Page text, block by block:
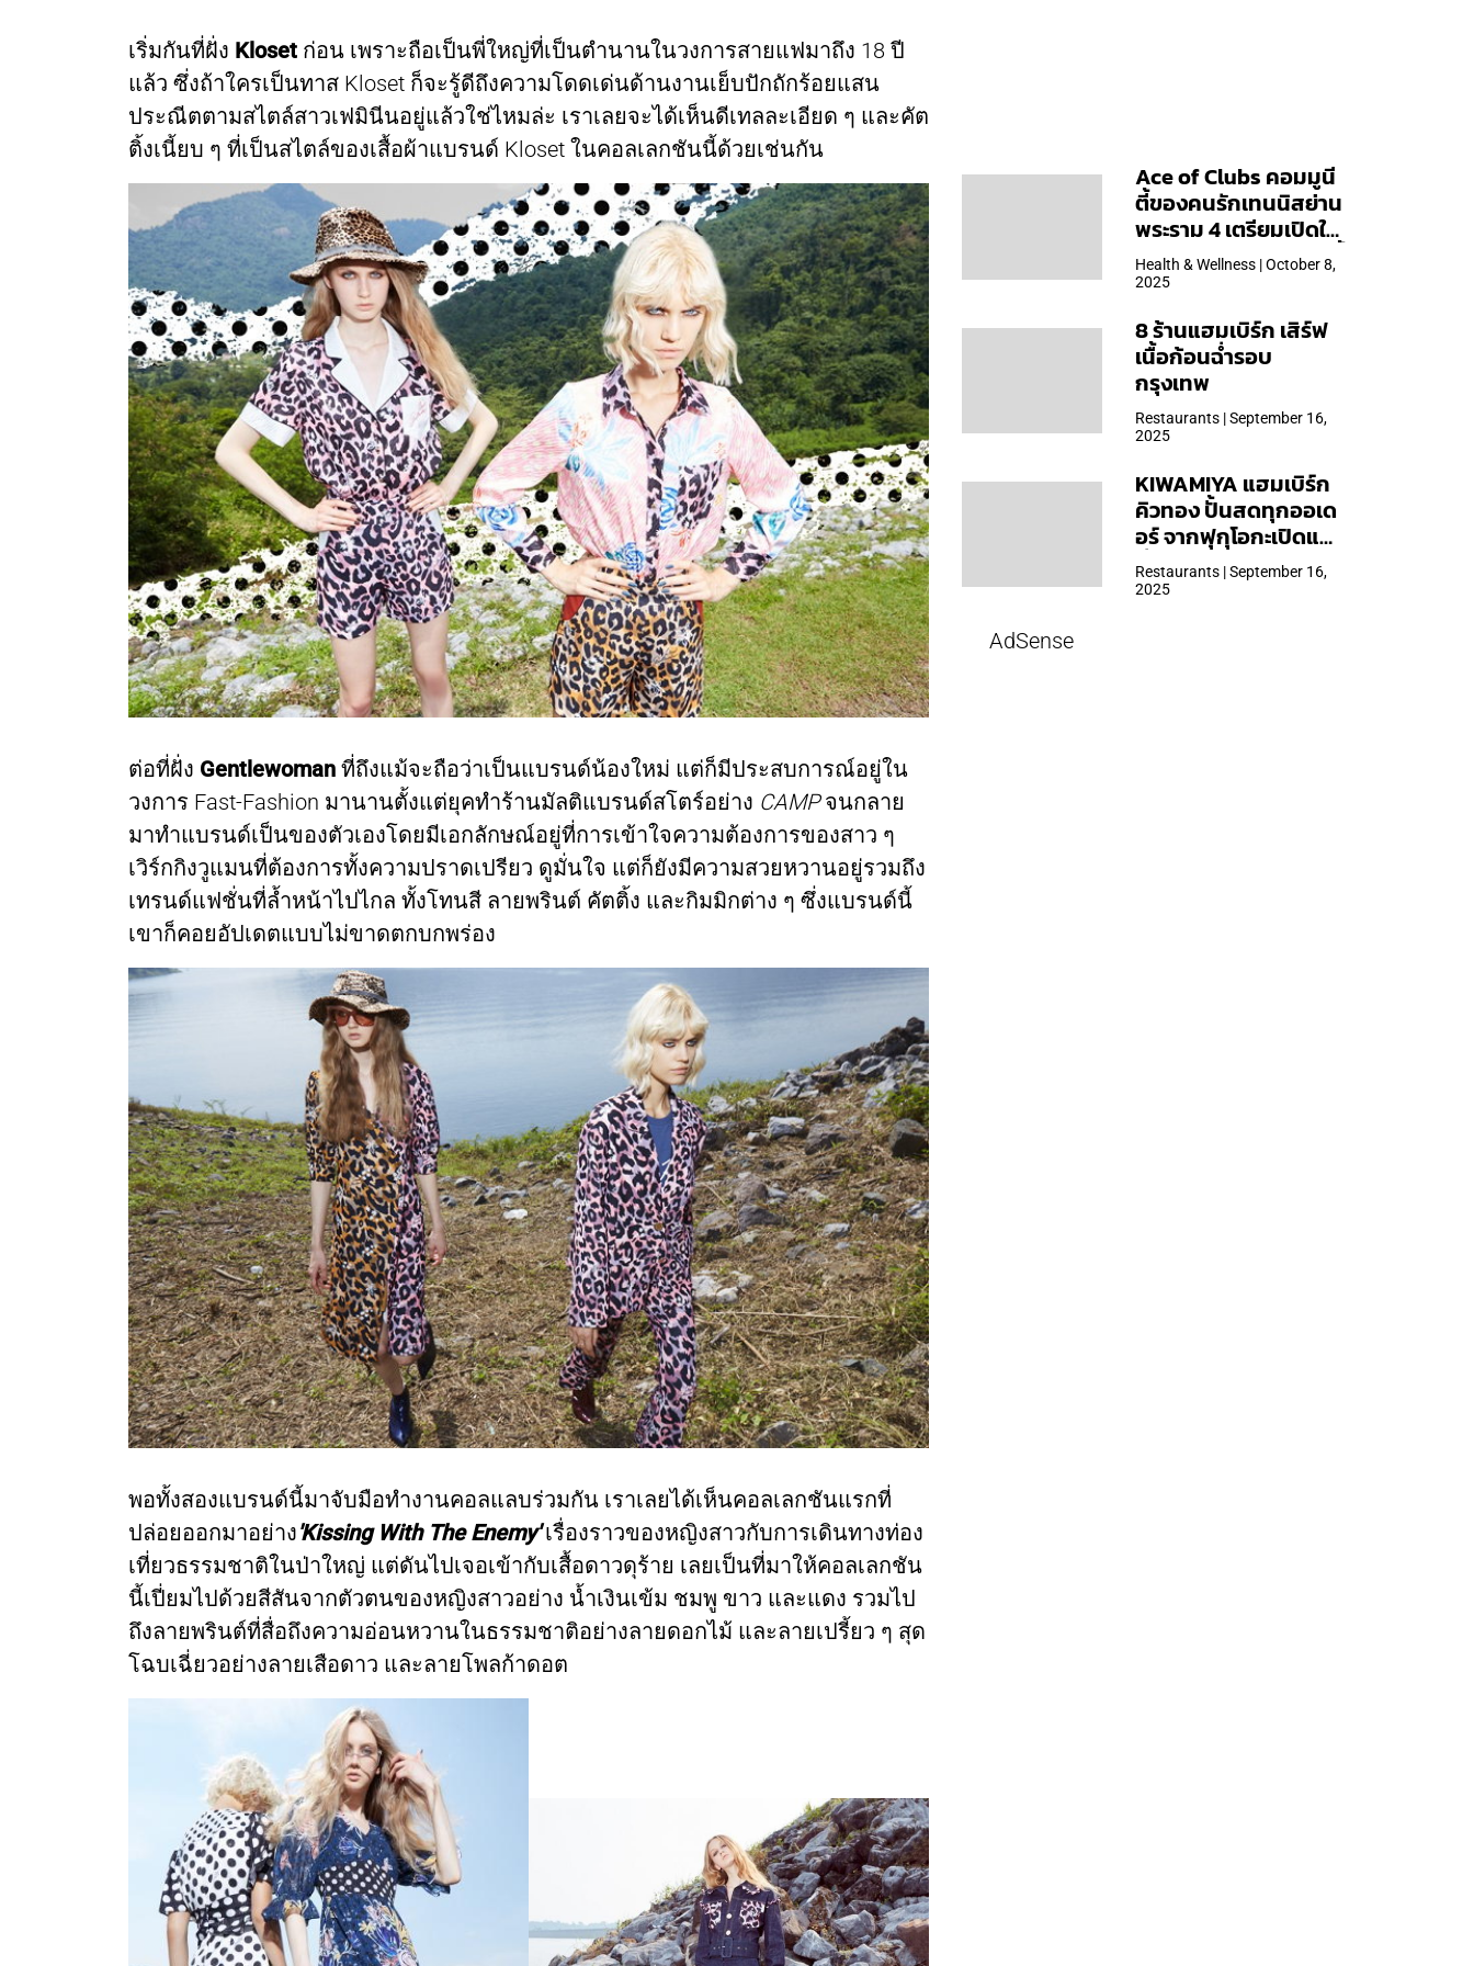
เริ่มกันที่ฝั่ง Kloset ก่อน เพราะถือเป็นพี่ใหญ่ที่เป็นตำนานในวงการสายแฟมาถึง 18 ปี
แล้ว ซึ่งถ้าใครเป็นทาส Kloset ก็จะรู้ดีถึงความโดดเด่นด้านงานเย็บปักถักร้อยแสน
ประณีตตามสไตล์สาวเฟมินีนอยู่แล้วใช่ไหมล่ะ เราเลยจะได้เห็นดีเทลละเอียด ๆ และคัต
ติ้งเนี้ยบ ๆ ที่เป็นสไตล์ของเสื้อผ้าแบรนด์ Kloset ในคอลเลกชันนี้ด้วยเช่นกัน
ต่อที่ฝั่ง Gentlewoman ที่ถึงแม้จะถือว่าเป็นแบรนด์น้องใหม่ แต่ก็มีประสบการณ์อยู่ใน
วงการ Fast-Fashion มานานตั้งแต่ยุคทำร้านมัลติแบรนด์สโตร์อย่าง CAMPจนกลาย
มาทำแบรนด์เป็นของตัวเองโดยมีเอกลักษณ์อยู่ที่การเข้าใจความต้องการของสาว ๆ
เวิร์กกิงวูแมนที่ต้องการทั้งความปราดเปรียว ดูมั่นใจ แต่ก็ยังมีความสวยหวานอยู่รวมถึง
เทรนด์แฟชั่นที่ล้ำหน้าไปไกล ทั้งโทนสี ลายพรินต์ คัตติ้ง และกิมมิกต่าง ๆ ซึ่งแบรนด์นี้
เขาก็คอยอัปเดตแบบไม่ขาดตกบกพร่อง
พอทั้งสองแบรนด์นี้มาจับมือทำงานคอลแลบร่วมกัน เราเลยได้เห็นคอลเลกชันแรกที่
ปล่อยออกมาอย่าง'Kissing With The Enemy'เรื่องราวของหญิงสาวกับการเดินทางท่อง
เที่ยวธรรมชาติในป่าใหญ่ แต่ดันไปเจอเข้ากับเสื้อดาวดุร้าย เลยเป็นที่มาให้คอลเลกชัน
นี้เปี่ยมไปด้วยสีสันจากตัวตนของหญิงสาวอย่าง น้ำเงินเข้ม ชมพู ขาว และแดง รวมไป
ถึงลายพรินต์ที่สื่อถึงความอ่อนหวานในธรรมชาติอย่างลายดอกไม้ และลายเปรี้ยว ๆ สุด
โฉบเฉี่ยวอย่างลายเสือดาว และลายโพลก้าดอต
Ace of Clubs คอมมูนี
ตี้ของคนรักเทนนิสย่าน
พระราม 4 เตรียมเปิดให้
บริการวันแรก 19 ต.ค. นี้
Health & Wellness | October 8,
2025
8 ร้านแฮมเบิร์ก เสิร์ฟ
เนื้อก้อนฉ่ำรอบ
กรุงเทพ
Restaurants | September 16,
2025
KIWAMIYA แฮมเบิร์ก
คิวทอง ปั้นสดทุกออเด
อร์ จากฟุกุโอกะเปิดแล้ว
ที่ Central Park
Restaurants | September 16,
2025
AdSense